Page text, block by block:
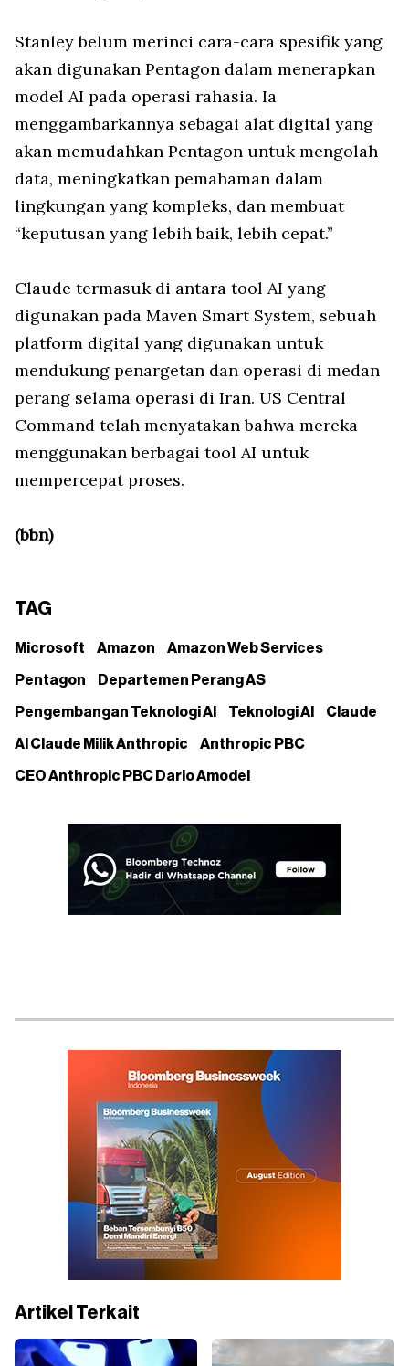
Stanley belum merinci cara-cara spesifik yang
akan digunakan Pentagon dalam menerapkan
model AI pada operasi rahasia. Ia
menggambarkannya sebagai alat digital yang
akan memudahkan Pentagon untuk mengolah
data, meningkatkan pemahaman dalam
lingkungan yang kompleks, dan membuat
“keputusan yang lebih baik, lebih cepat.”
Claude termasuk di antara tool AI yang
digunakan pada Maven Smart System, sebuah
platform digital yang digunakan untuk
mendukung penargetan dan operasi di medan
perang selama operasi di Iran. US Central
Command telah menyatakan bahwa mereka
menggunakan berbagai tool AI untuk
mempercepat proses.
(bbn)
TAG
Microsoft Amazon Amazon Web Services
Pentagon Departemen Perang AS
Pengembangan Teknologi AI Teknologi AI Claude
AI Claude Milik Anthropic Anthropic PBC
CEO Anthropic PBC Dario Amodei
Artikel Terkait